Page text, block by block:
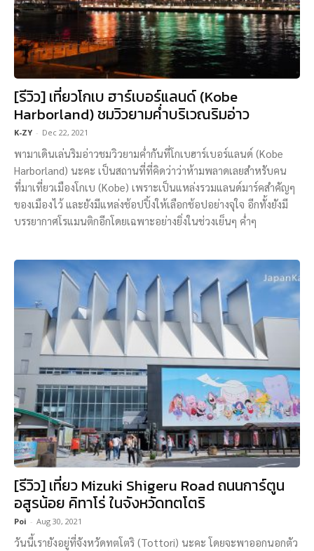
[รีวิว] เที่ยวโกเบ ฮาร์เบอร์แลนด์ (Kobe
Harborland) ชมวิวยามค่ำบริเวณริมอ่าว
K-ZY - Dec 22, 2021
พามาเดินเล่นริมอ่าวชมวิวยามค่ำกันที่โกเบฮาร์เบอร์แลนด์ (Kobe
Harborland) นะคะ เป็นสถานที่ที่คิดว่าว่าห้ามพลาดเลยสำหรับคน
ที่มาเที่ยวเมืองโกเบ (Kobe) เพราะเป็นแหล่งรวมแลนด์มาร์คสำคัญๆ
ของเมืองไว้ และยังมีแหล่งช้อปปิ้งให้เลือกช้อปอย่างจุใจ อีกทั้งยังมี
บรรยากาศโรแมนติกอีกโดยเฉพาะอย่างยิ่งในช่วงเย็นๆ ค่ำๆ
[รีวิว] เที่ยว Mizuki Shigeru Road ถนนการ์ตูน
อสูรน้อย คิทาโร่ ในจังหวัดทตโตริ
Poi - Aug 30, 2021
วันนี้เรายังอยู่ที่จังหวัดทตโตริ (Tottori) นะคะ โดยจะพาออกนอกตัว